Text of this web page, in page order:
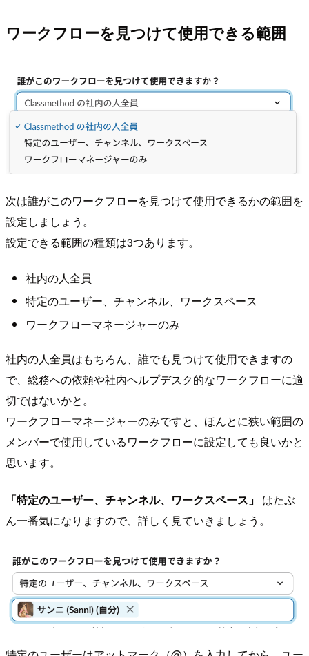
ワークフローを見つけて使用できる範囲
次は誰がこのワークフローを見つけて使用できるかの範囲を
設定しましょう。
設定できる範囲の種類は3つあります。
社内の人全員
特定のユーザー、チャンネル、ワークスペース
ワークフローマネージャーのみ
社内の人全員はもちろん、誰でも見つけて使用できますの
で、総務への依頼や社内ヘルプデスク的なワークフローに適
切ではないかと。
ワークフローマネージャーのみですと、ほんとに狭い範囲の
メンバーで使用しているワークフローに設定しても良いかと
思います。
「特定のユーザー、チャンネル、ワークスペース」 はたぶ
ん一番気になりますので、詳しく見ていきましょう。